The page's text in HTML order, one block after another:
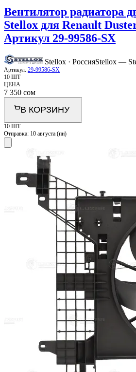
Вентилятор радиатора
Stellox для Renault
Артикул 29-99586-SX
Stellox · РоссияStellox —
Артикул: 29-99586-SX
10 ШТ
ЦЕНА
7 350 сом
В КОРЗИНУ
10 ШТ
Отправка: 10 августа (пн)